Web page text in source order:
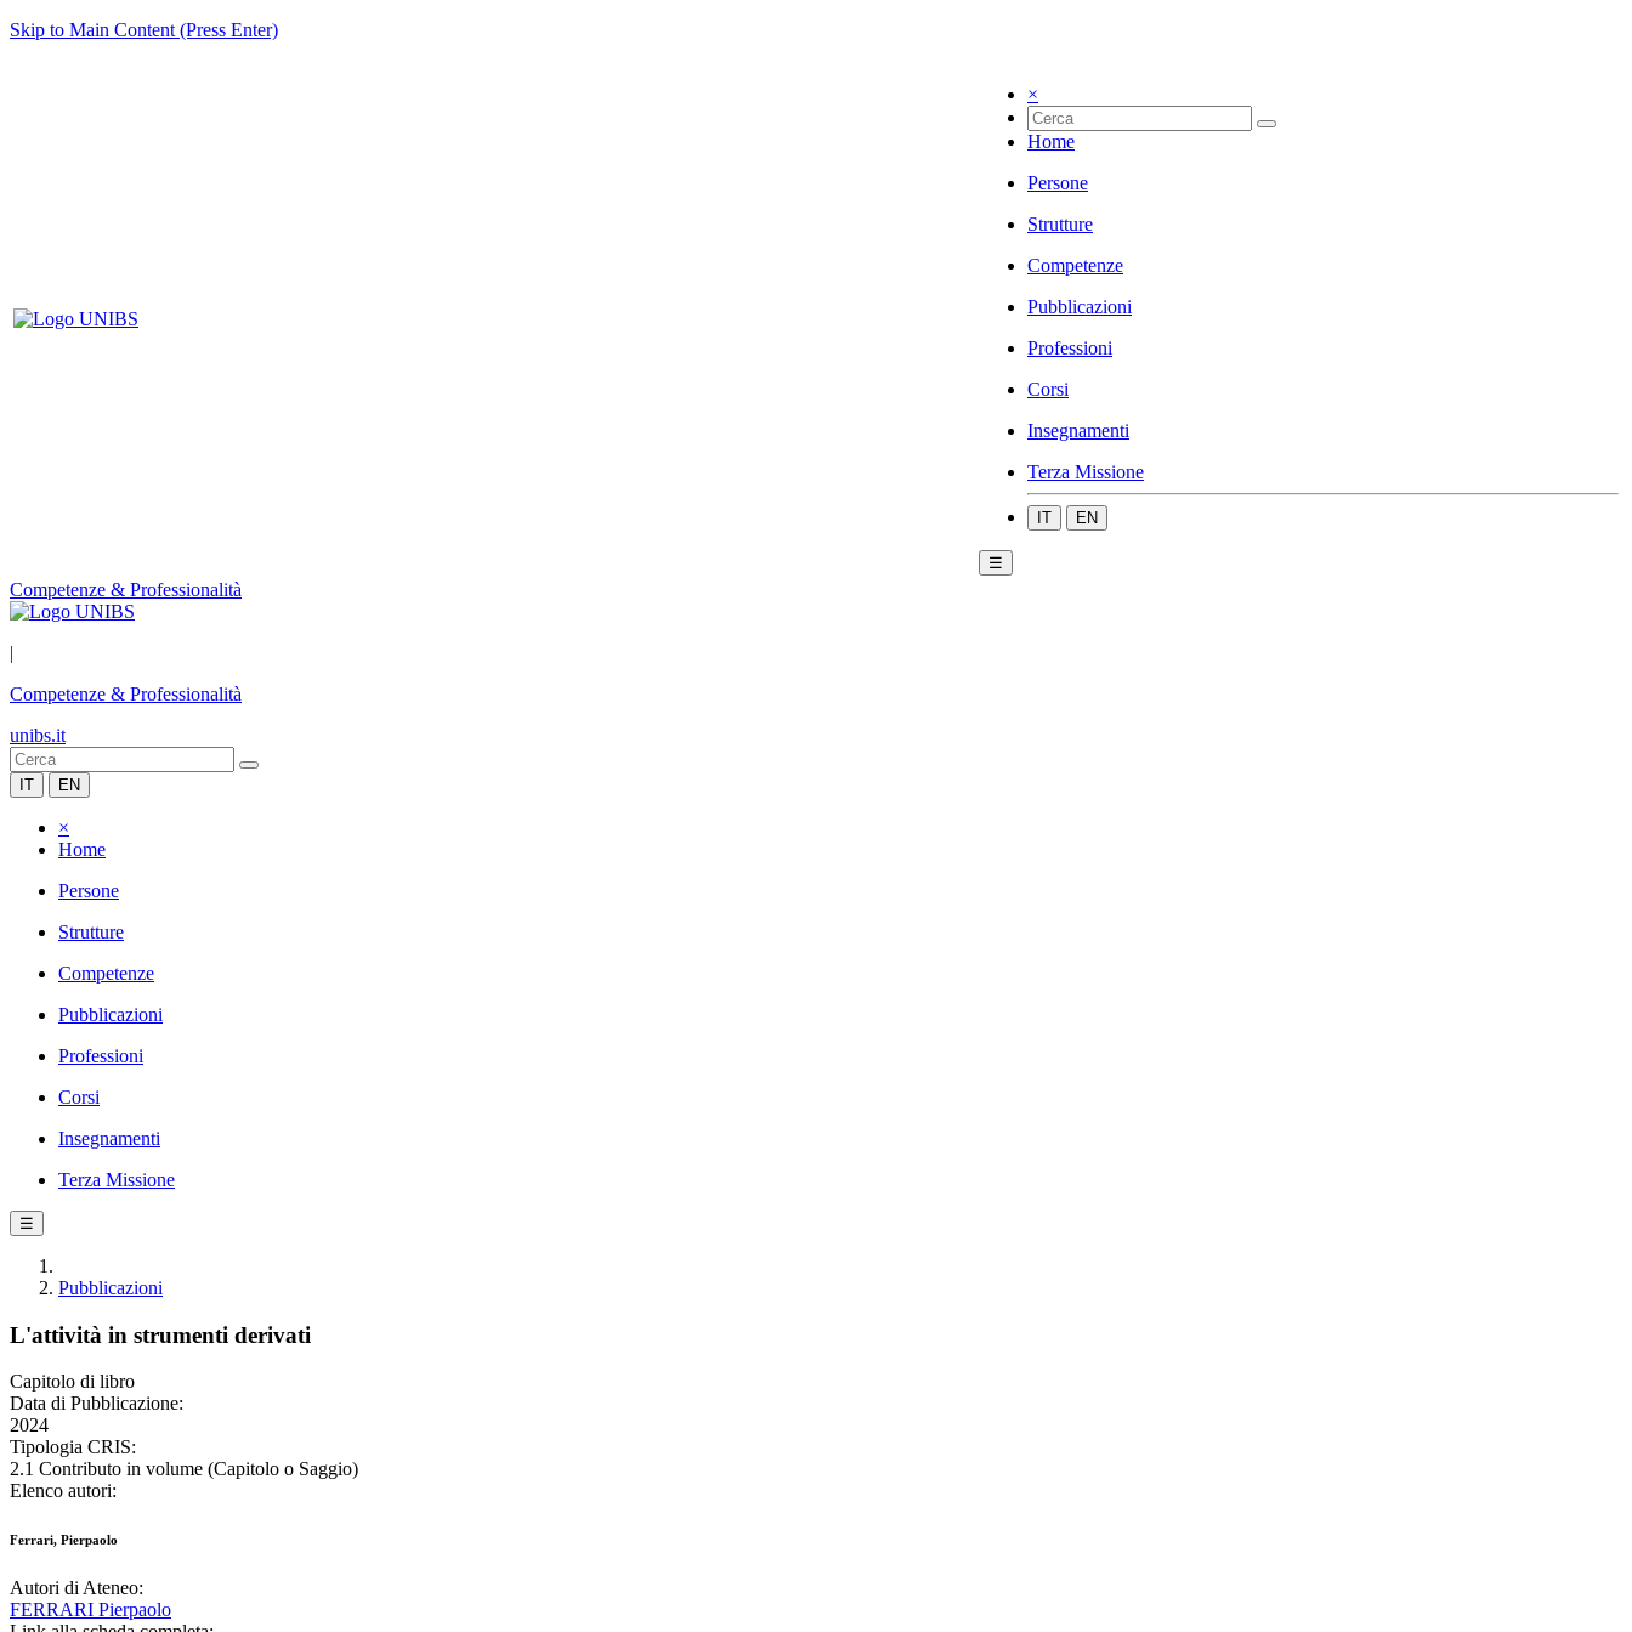
Skip to Main Content (Press Enter)
×
Home
Persone
Strutture
Competenze
Pubblicazioni
Professioni
Corsi
Insegnamenti
Terza Missione
IT EN
☰
Competenze & Professionalità
|
Competenze & Professionalità
unibs.it
IT EN
×
Home
Persone
Strutture
Competenze
Pubblicazioni
Professioni
Corsi
Insegnamenti
Terza Missione
☰
Pubblicazioni
L'attività in strumenti derivati
Capitolo di libro
Data di Pubblicazione:
2024
Tipologia CRIS:
2.1 Contributo in volume (Capitolo o Saggio)
Elenco autori:
Ferrari, Pierpaolo
Autori di Ateneo:
FERRARI Pierpaolo